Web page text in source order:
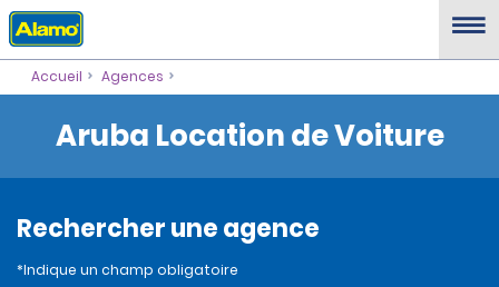
Accueil Agences
Aruba Location de Voiture
Rechercher une agence
*Indique un champ obligatoire